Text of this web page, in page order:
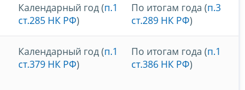
Календарный год (п.1
ст.285 НК РФ)
По итогам года (п.3
ст.289 НК РФ)
Календарный год (п.1
ст.379 НК РФ)
По итогам года (п.1
ст.386 НК РФ)